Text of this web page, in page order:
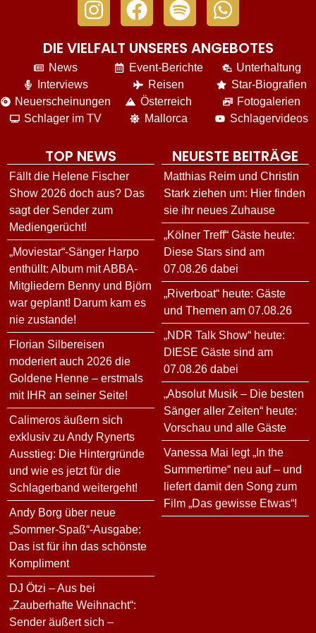
DIE VIELFALT UNSERES ANGEBOTES
News
Interviews
Neuerscheinungen
Schlager im TV
Event-Berichte
Reisen
Österreich
Mallorca
Unterhaltung
Star-Biografien
Fotogalerien
Schlagervideos
TOP NEWS
Fällt die Helene Fischer
Show 2026 doch aus? Das
sagt der Sender zum
Mediengerücht!
„Moviestar“-Sänger Harpo
enthüllt: Album mit ABBA-
Mitgliedern Benny und Björn
war geplant! Darum kam es
nie zustande!
Florian Silbereisen
moderiert auch 2026 die
Goldene Henne – erstmals
mit IHR an seiner Seite!
Calimeros äußern sich
exklusiv zu Andy Rynerts
Ausstieg: Die Hintergründe
und wie es jetzt für die
Schlagerband weitergeht!
Andy Borg über neue
„Sommer-Spaß“-Ausgabe:
Das ist für ihn das schönste
Kompliment
DJ Ötzi – Aus bei
„Zauberhafte Weihnacht“:
Sender äußert sich –
NEUESTE BEITRÄGE
Matthias Reim und Christin
Stark ziehen um: Hier finden
sie ihr neues Zuhause
„Kölner Treff“ Gäste heute:
Diese Stars sind am
07.08.26 dabei
„Riverboat“ heute: Gäste
und Themen am 07.08.26
„NDR Talk Show“ heute:
DIESE Gäste sind am
07.08.26 dabei
„Absolut Musik – Die besten
Sänger aller Zeiten“ heute:
Vorschau und alle Gäste
Vanessa Mai legt „In the
Summertime“ neu auf – und
liefert damit den Song zum
Film „Das gewisse Etwas“!